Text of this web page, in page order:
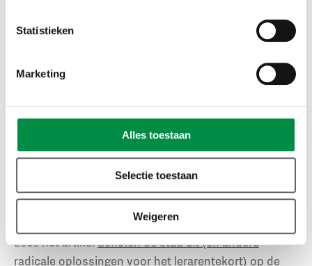
Statistieken
Marketing
Alles toestaan
Selectie toestaan
Weigeren
meer leraren te krijgen. ‘Je kan werkloze leraren
terughalen, parttimers overtuigen om meer te gaan
werken en je moet investeren in het behoud van
reden voor uitstroom. ‘Structureel investeren dus’,
besluit ze haar verhaal.
Lees het artikelScholen de stad uit (en andere
radicale oplossingen voor het lerarentekort) op de